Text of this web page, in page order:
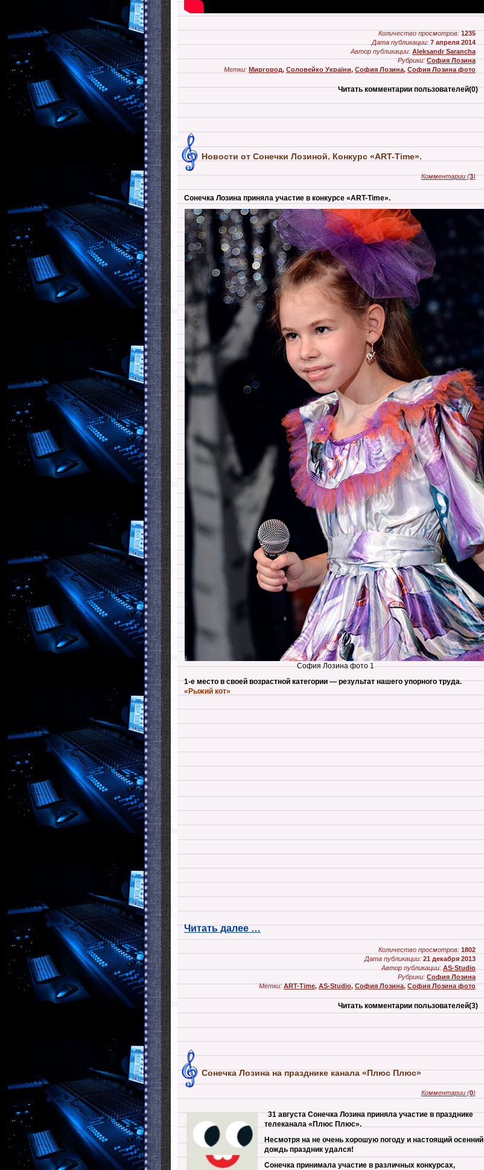
Количество просмотров: 1235
Дата публикации: 7 апреля 2014
Автор публикации: Aleksandr Sarancha
Рубрики: София Лозина
Метки: Миргород, Соловейко України, София Лозина, София Лозина фото
Читать комментарии пользователей(0)
Новости от Сонечки Лозиной. Конкурс «ART-Time».
Комментарии (3)
Сонечка Лозина приняла участие в конкурсе «ART-Time».
София Лозина фото 1
1-е место в своей возрастной категории — результат нашего упорного труда.
«Рыжий кот»
Читать далее …
Количество просмотров: 1802
Дата публикации: 21 декабря 2013
Автор публикации: AS-Studio
Рубрики: София Лозина
Метки: ART-Time,AS-Studio,София Лозина,София Лозина фото
Читать комментарии пользователей(3)
Сонечка Лозина на празднике канала «Плюс Плюс»
Комментарии (0)
31 августа Сонечка Лозина приняла участие в празднике
телеканала «Плюс Плюс».
Несмотря на не очень хорошую погоду и настоящий осенний
дождь праздник удался!
Сонечка принимала участие в различных конкурсах,